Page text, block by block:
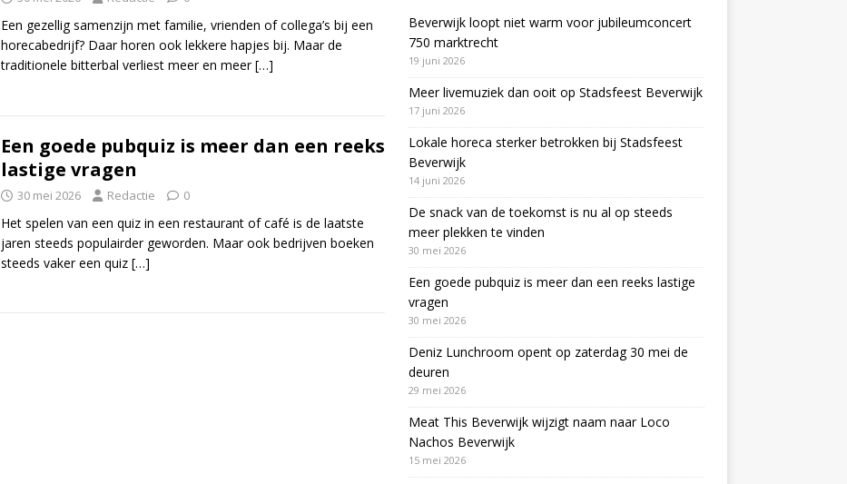
Een gezellig samenzijn met familie, vrienden of collega’s bij een
horecabedrijf? Daar horen ook lekkere hapjes bij. Maar de
traditionele bitterbal verliest meer en meer[…]
Een goede pubquiz is meer dan een reeks
lastige vragen
30 mei 2026 Redactie 0
Het spelen van een quiz in een restaurant of café is de laatste
jaren steeds populairder geworden. Maar ook bedrijven boeken
steeds vaker een quiz […]
Beverwijk loopt niet warm voor jubileumconcert
750 marktrecht
19 juni 2026
Meer livemuziek dan ooit op Stadsfeest Beverwijk
17 juni 2026
Lokale horeca sterker betrokken bij Stadsfeest
Beverwijk
14 juni 2026
De snack van de toekomst is nu al op steeds
meer plekken te vinden
30 mei 2026
Een goede pubquiz is meer dan een reeks lastige
vragen
30 mei 2026
Deniz Lunchroom opent op zaterdag 30 mei de
deuren
29 mei 2026
Meat This Beverwijk wijzigt naam naar Loco
Nachos Beverwijk
15 mei 2026